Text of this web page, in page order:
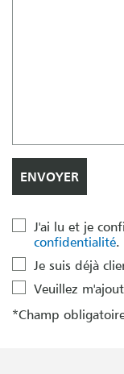
J'ai lu et je
confidentialité.
Je suis déjà
Veuillez
*Champ